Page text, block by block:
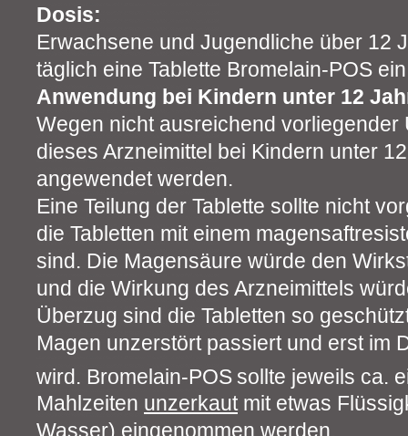
Dosis:
Erwachsene und Jugendliche über 12
täglich eine Tablette Bromelain-POS
Anwendung bei Kindern unter 12
Wegen nicht ausreichend vorliegender
dieses Arzneimittel bei Kindern unter
angewendet werden.
Eine Teilung der Tablette sollte nicht
die Tabletten mit einem
sind. Die Magensäure würde den
und die Wirkung des Arzneimittels
Überzug sind die Tabletten so
Magen unzerstört passiert und erst im
wird. Bromelain-POS sollte jeweils ca.
Mahlzeiten unzerkautmit etwas
Wasser) eingenommen werden.